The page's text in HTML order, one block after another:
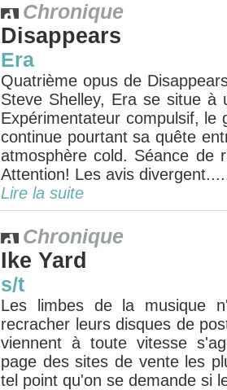
Chronique
Disappears
Era
Quatrième opus de
Steve Shelley, Era se situe à
Expérimentateur compulsif, le
continue pourtant sa quête
atmosphère cold. Séance de
Attention! Les avis
Lire la suite
Chronique
Ike Yard
s/t
Les limbes de la musique
recracher leurs disques de
viennent à toute vitesse
page des sites de vente les
tel point qu'on se demande si